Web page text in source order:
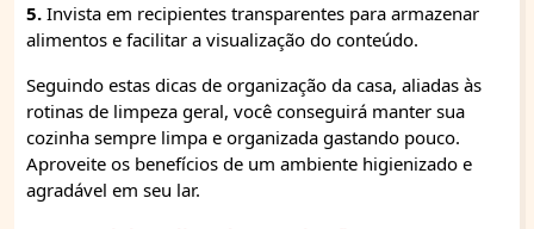
5. Invista em recipientes transparentes para armazenar
alimentos e facilitar a visualização do conteúdo.
Seguindo estas dicas de organização da casa, aliadas às
rotinas de limpeza geral, você conseguirá manter sua
cozinha sempre limpa e organizada gastando pouco.
Aproveite os benefícios de um ambiente higienizado e
agradável em seu lar.